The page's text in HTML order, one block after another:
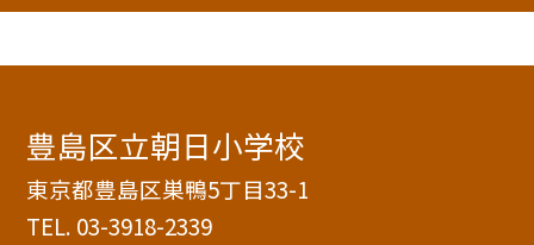
豊島区立朝日小学校
東京都豊島区巣鴨5丁目33-1
TEL. 03-3918-2339